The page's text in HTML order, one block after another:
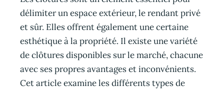
permettant de choisir
adaptée a votre projet. Sa
construction robuste
permet une utilisation
conditions difficiles. La
tariere thermique GÜDE
lames différentes et
interchangeables situées
a l'extrémité de la tariere
pénetrent a la fois le
gazon, le sol et le sable. Le
faible poids permet une
bonne maniabilité >
délimiter un espace extérieur, le rendant privé
et sûr. Elles offrent également une certaine
esthétique à la propriété. Il existe une variété
de clôtures disponibles sur le marché, chacune
avec ses propres avantages et inconvénients.
Cet article examine les différents types de